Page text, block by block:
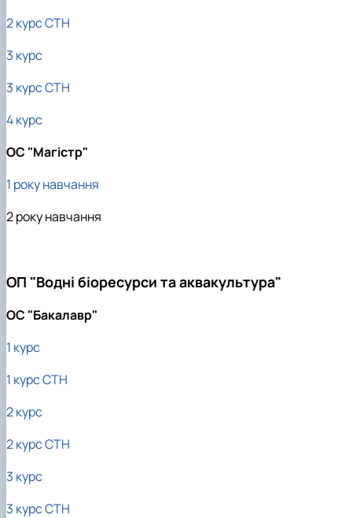
2 курс СТН
3 курс
3 курс СТН
4 курс
ОС "Магістр"
1 року навчання
2 року навчання
ОП "Водні біоресурси та аквакультура"
ОС "Бакалавр"
1 курс
1 курс СТН
2 курс
2 курс СТН
3 курс
3 курс СТН